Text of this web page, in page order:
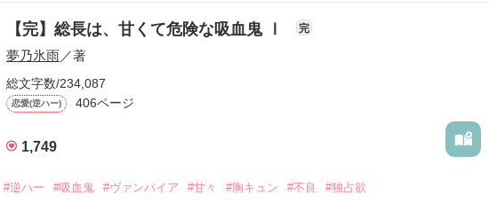
短編
かけろ！100文字ミステリーコンテスト
ちごビギナーズ応援コンテスト～中・長編チャレンジ！～
知らない間に
なっていて…!?
た箱入り娘
【完】総長は、甘くて危険な吸血鬼 Ⅰ 完
夢乃氷雨／著
総文字数/234,087
恋愛(逆ハー) 406ページ
1,749
#逆ハー #吸血鬼 #ヴァンパイア #甘々 #胸キュン #不良 #独占欲